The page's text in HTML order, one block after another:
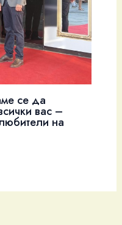
се да
вас –
на